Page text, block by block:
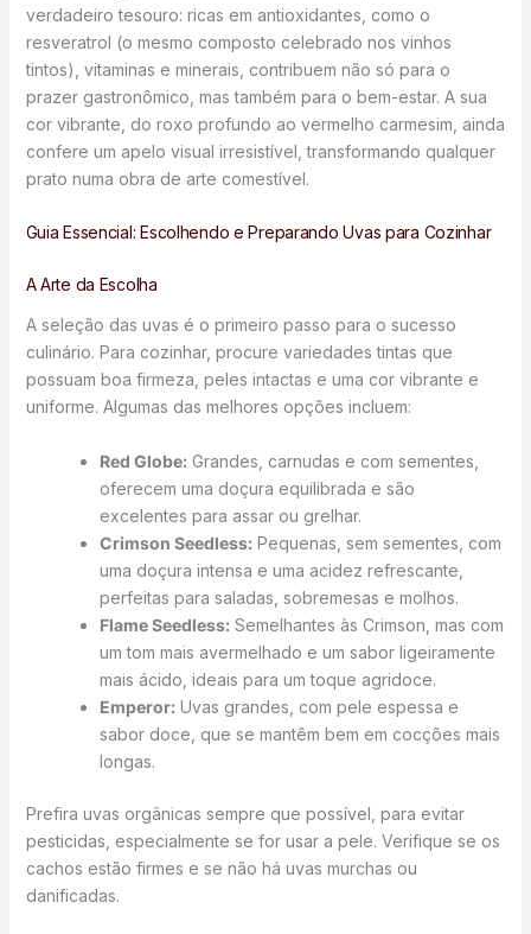
verdadeiro tesouro: ricas em antioxidantes, como o
resveratrol (o mesmo composto celebrado nos vinhos
tintos), vitaminas e minerais, contribuem não só para o
prazer gastronômico, mas também para o bem-estar. A sua
cor vibrante, do roxo profundo ao vermelho carmesim, ainda
confere um apelo visual irresistível, transformando qualquer
prato numa obra de arte comestível.
Guia Essencial: Escolhendo e Preparando Uvas para Cozinhar
A Arte da Escolha
A seleção das uvas é o primeiro passo para o sucesso
culinário. Para cozinhar, procure variedades tintas que
possuam boa firmeza, peles intactas e uma cor vibrante e
uniforme. Algumas das melhores opções incluem:
Red Globe:Grandes, carnudas e com sementes,
oferecem uma doçura equilibrada e são
excelentes para assar ou grelhar.
Crimson Seedless:Pequenas, sem sementes, com
uma doçura intensa e uma acidez refrescante,
perfeitas para saladas, sobremesas e molhos.
Flame Seedless:Semelhantes às Crimson, mas com
um tom mais avermelhado e um sabor ligeiramente
mais ácido, ideais para um toque agridoce.
Emperor:Uvas grandes, com pele espessa e
sabor doce, que se mantêm bem em cocções mais
longas.
Prefira uvas orgânicas sempre que possível, para evitar
pesticidas, especialmente se for usar a pele. Verifique se os
cachos estão firmes e se não há uvas murchas ou
danificadas.